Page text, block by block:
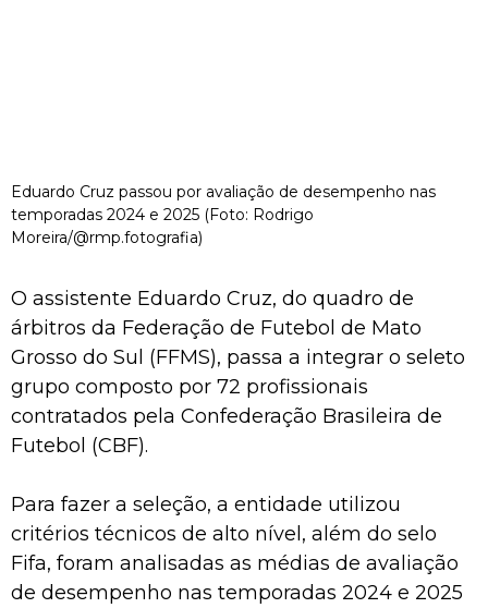
Eduardo Cruz passou por avaliação de desempenho nas
temporadas 2024 e 2025 (Foto: Rodrigo
Moreira/@rmp.fotografia)
O assistente Eduardo Cruz, do quadro de
árbitros da Federação de Futebol de Mato
Grosso do Sul (FFMS), passa a integrar o seleto
grupo composto por 72 profissionais
contratados pela Confederação Brasileira de
Futebol (CBF).
Para fazer a seleção, a entidade utilizou
critérios técnicos de alto nível, além do selo
Fifa, foram analisadas as médias de avaliação
de desempenho nas temporadas 2024 e 2025